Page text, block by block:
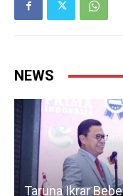
NEWS
Taruna Ikrar